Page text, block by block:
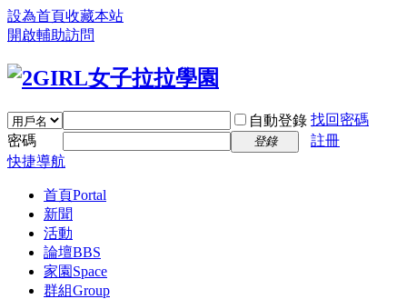
設為首頁收藏本站
開啟輔助訪問
自動登錄 找回密碼
密碼
登錄
註冊
快捷導航
首頁Portal
新聞
活動
論壇BBS
家園 Space
群組Group